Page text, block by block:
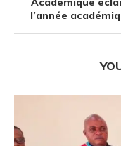
l’année